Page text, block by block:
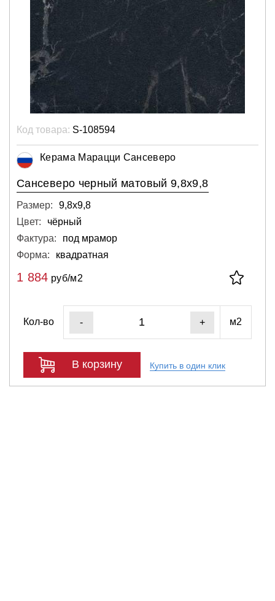
Код товара: S-108594
Керама Марацци Сансеверо
Сансеверо черный матовый 9,8х9,8
Размер:
9,8х9,8
Цвет:
чёрный
Фактура:
под мрамор
Форма:
квадратная
1 884 руб/м2
Кол-во - + м2
В корзину Купить в один клик